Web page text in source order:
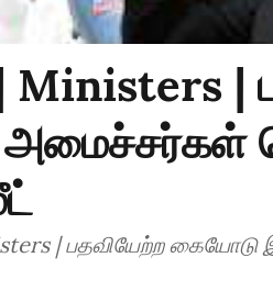
Ministers |
| பதவியேற்ற